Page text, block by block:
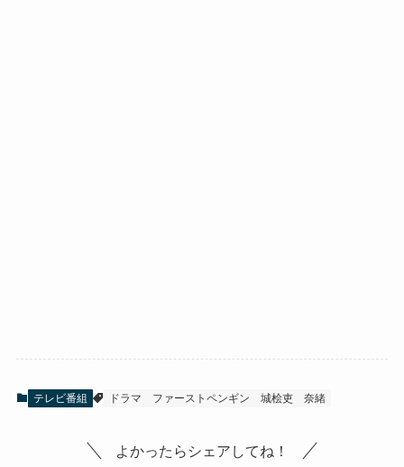
テレビ番組 ドラマ ファーストペンギン 城桧吏 奈緒
よかったらシェアしてね！